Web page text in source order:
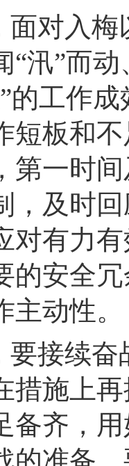
面对入
“汛”而
的工作
短板和
第一时
，及时
对有力
的安全
动性。
要接续
措施上
备齐，